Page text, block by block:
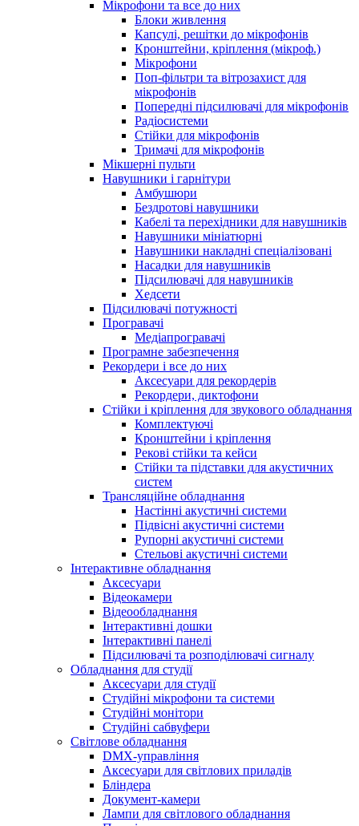
Мікрофони та все до них
Блоки живлення
Капсулі, решітки до мікрофонів
Кронштейни, кріплення (мікроф.)
Мікрофони
Поп-фільтри та вітрозахист для
мікрофонів
Попередні підсилювачі для мікрофонів
Радіосистеми
Стійки для мікрофонів
Тримачі для мікрофонів
Мікшерні пульти
Навушники і гарнітури
Амбушюри
Бездротові навушники
Кабелі та перехідники для навушників
Навушники мініатюрні
Навушники накладні спеціалізовані
Насадки для навушників
Підсилювачі для навушників
Хедсети
Підсилювачі потужності
Програвачі
Медіапрогравачі
Програмне забезпечення
Рекордери і все до них
Аксесуари для рекордерів
Рекордери, диктофони
Стійки і кріплення для звукового обладнання
Комплектуючі
Кронштейни і кріплення
Рекові стійки та кейси
Стійки та підставки для акустичних
систем
Трансляційне обладнання
Настінні акустичні системи
Підвісні акустичні системи
Рупорні акустичні системи
Стельові акустичні системи
Інтерактивне обладнання
Аксесуари
Відеокамери
Відеообладнання
Інтерактивні дошки
Інтерактивні панелі
Підсилювачі та розподілювачі сигналу
Обладнання для студії
Аксесуари для студії
Студійні мікрофони та системи
Студійні монітори
Студійні сабвуфери
Світлове обладнання
DMX-управління
Аксесуари для світлових приладів
Бліндера
Документ-камери
Лампи для світлового обладнання